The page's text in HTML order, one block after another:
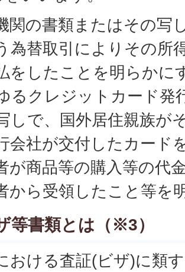
関の書類またはその写
為替取引によりその所
をしたことを明らかに
るクレジットカード発
しで、国外居住親族が
会社が交付したカード
が商品等の購入等の代
から受領したこと等を
等書類とは（※3）
おける査証(ビザ)に類